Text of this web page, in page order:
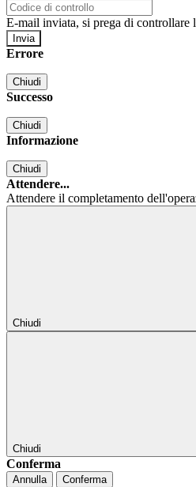
E-mail inviata, si prega di controllare
Errore
Chiudi
Successo
Chiudi
Informazione
Chiudi
Attendere...
Attendere il completamento
Chiudi
Chiudi
Conferma
Annulla Conferma